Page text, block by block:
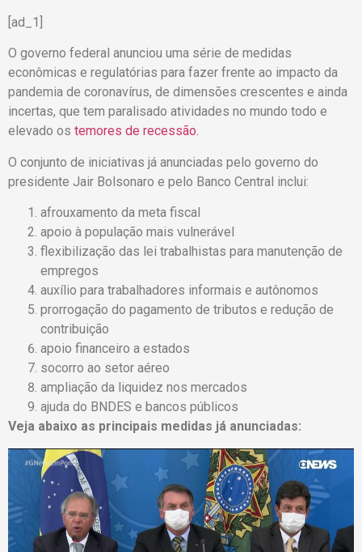
[ad_1]
O governo federal anunciou uma série de medidas
econômicas e regulatórias para fazer frente ao impacto da
pandemia de coronavírus, de dimensões crescentes e ainda
incertas, que tem paralisado atividades no mundo todo e
elevado os temores de recessão.
O conjunto de iniciativas já anunciadas pelo governo do
presidente Jair Bolsonaro e pelo Banco Central inclui:
afrouxamento da meta fiscal
apoio à população mais vulnerável
flexibilização das lei trabalhistas para manutenção de
empregos
auxílio para trabalhadores informais e autônomos
prorrogação do pagamento de tributos e redução de
contribuição
apoio financeiro a estados
socorro ao setor aéreo
ampliação da liquidez nos mercados
ajuda do BNDES e bancos públicos
Veja abaixo as principais medidas já anunciadas: